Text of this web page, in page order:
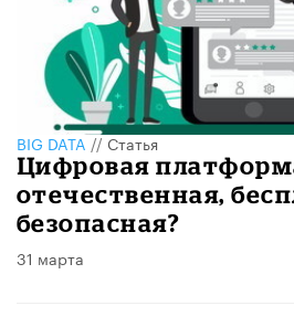
BIG DATA//Статья
Цифровая
отечественная,
безопасная?
31 марта